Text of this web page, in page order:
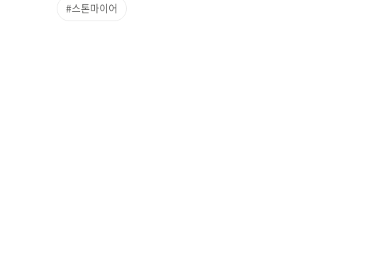
#스톤마이어